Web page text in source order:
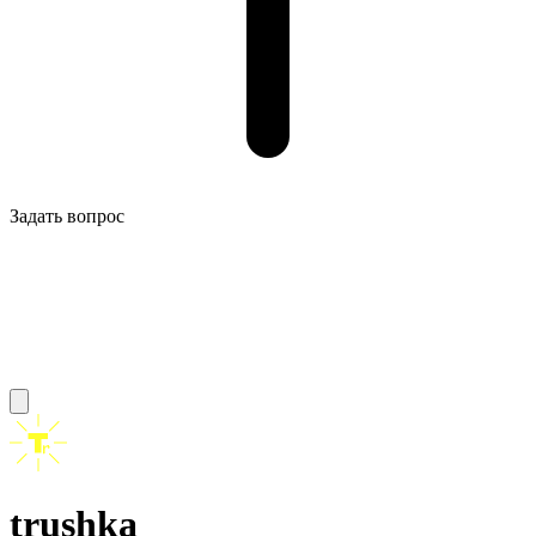
Задать вопрос
trushka